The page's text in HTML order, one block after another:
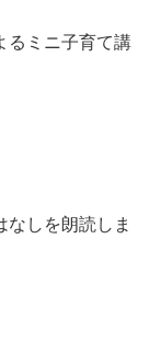
るミニ子育て講
なしを朗読しま